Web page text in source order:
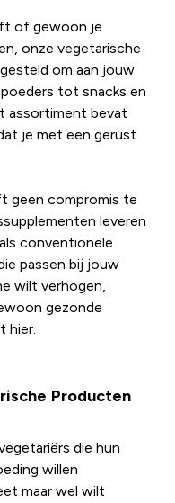
of gewoon je
onze vegetarische
om aan jouw
tot snacks en
assortiment bevat
je met een gerust
geen compromis te
leveren
conventionele
passen bij jouw
wilt verhogen,
gezonde
hier.
Producten
die hun
willen
maar wel wilt